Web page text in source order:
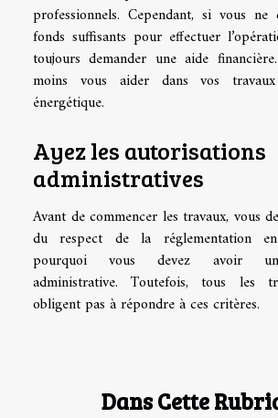
professionnels. Cependant, si vous
fonds suffisants pour effectuer
toujours demander une aide
moins vous aider dans vos
énergétique.
Ayez les autorisations
administratives
Avant de commencer les travaux, vous
du respect de la réglementation
pourquoi vous devez avoir
administrative. Toutefois, tous les
obligent pas à répondre à ces critères.
Dans Cette